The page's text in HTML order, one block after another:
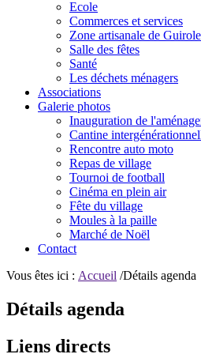
Ecole
Commerces et services
Zone artisanale de Guirole
Salle des fêtes
Santé
Les déchets ménagers
Associations
Galerie photos
Inauguration de
Cantine
Rencontre auto moto
Repas de village
Tournoi de football
Cinéma en plein air
Fête du village
Moules à la paille
Marché de Noël
Contact
Vous êtes ici : Accueil /Détails agenda
Détails agenda
Liens directs